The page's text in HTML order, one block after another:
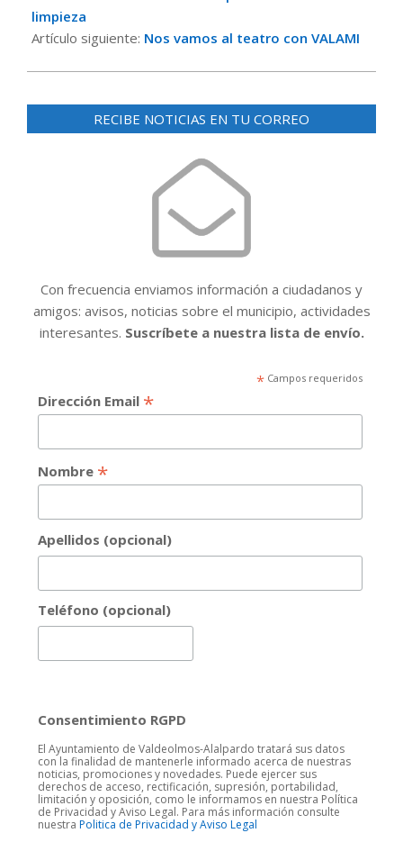
10
limpieza
Artículo siguiente: Nos vamos al teatro con VALAMI
RECIBE NOTICIAS EN TU CORREO
Con frecuencia enviamos información a ciudadanos y
amigos: avisos, noticias sobre el municipio, actividades
interesantes. Suscríbete a nuestra lista de envío.
*Campos requeridos
Dirección Email *
Nombre *
Apellidos (opcional)
Teléfono (opcional)
Consentimiento RGPD
El Ayuntamiento de Valdeolmos-Alalpardo tratará sus datos
con la finalidad de mantenerle informado acerca de nuestras
noticias, promociones y novedades. Puede ejercer sus
derechos de acceso, rectificación, supresión, portabilidad,
limitación y oposición, como le informamos en nuestra Política
de Privacidad y Aviso Legal. Para más información consulte
nuestra Politica de Privacidad y Aviso Legal